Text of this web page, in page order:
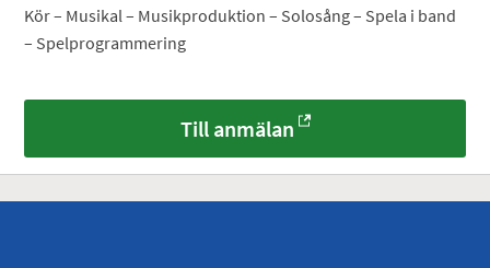
Kör – Musikal – Musikproduktion – Solosång – Spela i band
– Spelprogrammering
Till anmälan